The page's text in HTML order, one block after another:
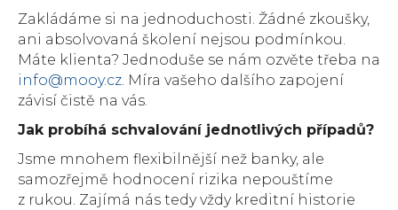
Zakládáme si na jednoduchosti. Žádné zkoušky,
ani absolvovaná školení nejsou podmínkou.
Máte klienta? Jednoduše se nám ozvěte třeba na
info@mooy.cz. Míra vašeho dalšího zapojení
závisí čistě na vás.
Jak probíhá schvalování jednotlivých případů?
Jsme mnohem flexibilnější než banky, ale
samozřejmě hodnocení rizika nepouštíme
z rukou. Zajímá nás tedy vždy kreditní historie